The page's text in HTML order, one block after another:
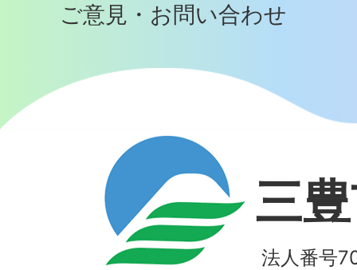
ご意見・お問い合わせ
三
法人番号